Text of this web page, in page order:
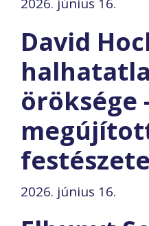
David
öröksége
2026. június 16.